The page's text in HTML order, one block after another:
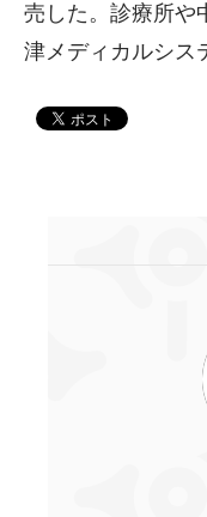
売した。診療所や
津メディカルシス